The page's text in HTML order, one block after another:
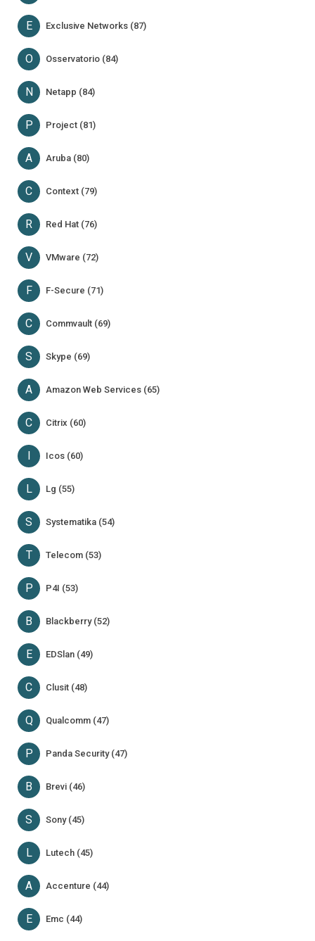
E Exclusive Networks (87)
O Osservatorio (84)
N Netapp (84)
P Project (81)
A Aruba (80)
C Context (79)
R Red Hat (76)
V VMware (72)
F F-Secure (71)
C Commvault (69)
S Skype (69)
A Amazon Web Services (65)
C Citrix (60)
I Icos (60)
L Lg (55)
S Systematika (54)
T Telecom (53)
P P4I (53)
B Blackberry (52)
E EDSlan (49)
C Clusit (48)
Q Qualcomm (47)
P Panda Security (47)
B Brevi (46)
S Sony (45)
L Lutech (45)
A Accenture (44)
E Emc (44)